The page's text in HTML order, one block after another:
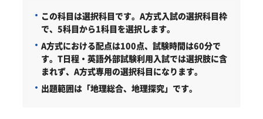
この科目は選択科目です。A方式入試の選択科目枠
で、5科目から1科目を選択します。
A方式における配点は100点、試験時間は60分で
す。T日程・英語外部試験利用入試では選択肢に含
まれず、A方式専用の選択科目になります。
出題範囲は「地理総合、地理探究」です。